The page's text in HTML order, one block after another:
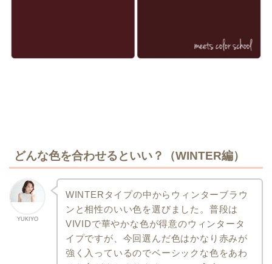
どんな色を合わせるといい？（WINTER編）
YUKIYO
WINTERタイプの中からウィンターブラウ
ンと相性のいい色を選びました。 普段は
VIVIDで華やかな色が得意のウィンタータ
イプですが、 今回選んだ色はかなり赤みが
強く入っているのでベーシックな色をあわ